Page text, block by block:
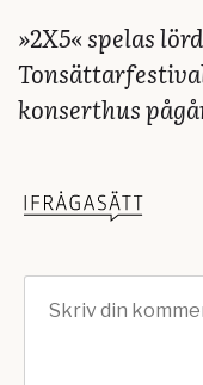
»2X5« spelas
konserthus